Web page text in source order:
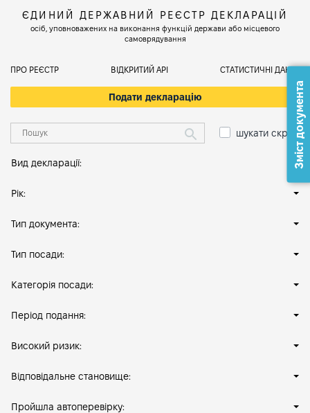
ЄДИНИЙ ДЕРЖАВНИЙ РЕЄСТР ДЕКЛАРАЦІЙ
осіб, уповноважених на виконання функцій держави або місцевого
самоврядування
ПРО РЕЄСТР ВІДКРИТИЙ АРІ СТАТИСТИЧНІ ДАНІ
Подати декларацію
шукати скрізь
Вид декларації:
Рік:
Тип документа:
Тип посади:
Категорія посади:
Період подання:
Високий ризик:
Відповідальне становище:
Пройшла автоперевірку:
Зміст документа